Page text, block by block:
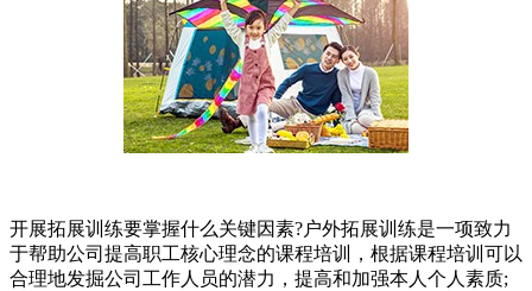
开展拓展训练要掌握什么关键因素?户外拓展训练是一项致力
于帮助公司提高职工核心理念的课程培训，根据课程培训可以
合理地发掘公司工作人员的潜力，提高和加强本人个人素质;